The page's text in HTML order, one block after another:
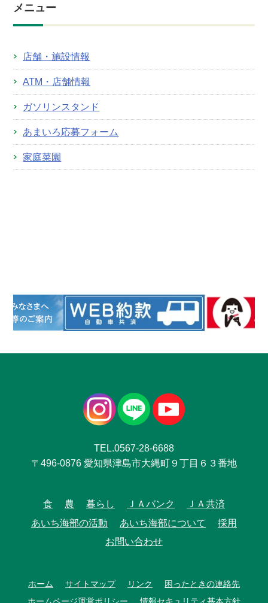
メニュー
店舗・施設情報
ATM・店舗情報
ガソリンスタンド
あまいろ応募フォーム
家庭菜園
TEL.0567-28-6688
〒496-0876 愛知県津島市大縄町９丁目６３番地
食 農 暮らし ＪＡバンク
ＪＡ共済
あいち海部の活動
あいち海部について
採用
お問い合わせ
ホーム サイトマップ リンク
困ったときの連絡先